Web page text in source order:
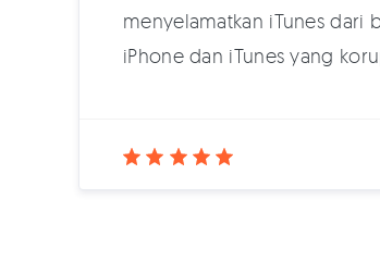
menyelamatkan iTunes dari
iPhone dan iTunes yang